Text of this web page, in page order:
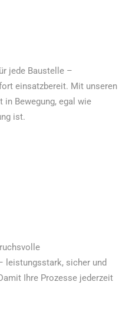
jede Baustelle –
einsatzbereit. Mit unseren
in Bewegung, egal wie
ist.
leistungsstark, sicher und
Ihre Prozesse jederzeit